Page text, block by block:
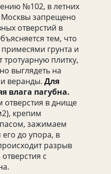
№102, в летних
Москвы запрещено
отверстий в
тем, что
грунта и
плитку,
выглядеть на
веранды. Для
влага пагубна.
отверстия в днище
крепим
зажимаем
его до упора, в
разрыв
с